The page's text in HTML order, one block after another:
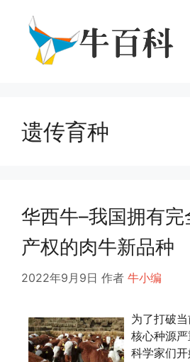
遗传育种
华西牛–我国拥有
产权的肉牛新品种
2022年9月9日 作者 牛小编
为了打破
核心种源严
科学家们